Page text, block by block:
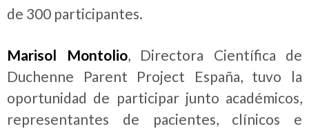
de 300 participantes.
Marisol Montolio, Directora Científica de
Duchenne Parent Project España, tuvo la
oportunidad de participar junto académicos,
representantes de pacientes, clínicos e